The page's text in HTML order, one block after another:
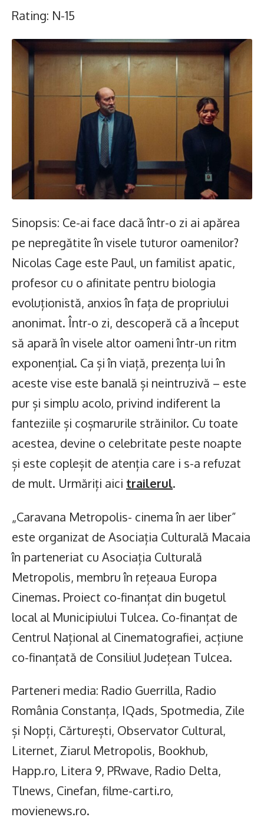
Rating: N-15
Sinopsis: Ce-ai face dacă într-o zi ai apărea
pe nepregătite în visele tuturor oamenilor?
Nicolas Cage este Paul, un familist apatic,
profesor cu o afinitate pentru biologia
evoluționistă, anxios în fața de propriului
anonimat. Într-o zi, descoperă că a început
să apară în visele altor oameni într-un ritm
exponențial. Ca și în viață, prezența lui în
aceste vise este banală și neintruzivă – este
pur și simplu acolo, privind indiferent la
fanteziile și coșmarurile străinilor. Cu toate
acestea, devine o celebritate peste noapte
și este copleșit de atenția care i s-a refuzat
de mult. Urmăriți aici trailerul.
„Caravana Metropolis- cinema în aer liber”
este organizat de Asociația Culturală Macaia
în parteneriat cu Asociația Culturală
Metropolis, membru în rețeaua Europa
Cinemas. Proiect co-finanțat din bugetul
local al Municipiului Tulcea. Co-finanțat de
Centrul Național al Cinematografiei, acțiune
co-finanțată de Consiliul Județean Tulcea.
Parteneri media: Radio Guerrilla, Radio
România Constanța, IQads, Spotmedia, Zile
și Nopți, Cărturești, Observator Cultural,
Liternet, Ziarul Metropolis, Bookhub,
Happ.ro, Litera 9, PRwave, Radio Delta,
Tlnews, Cinefan, filme-carti.ro,
movienews.ro.